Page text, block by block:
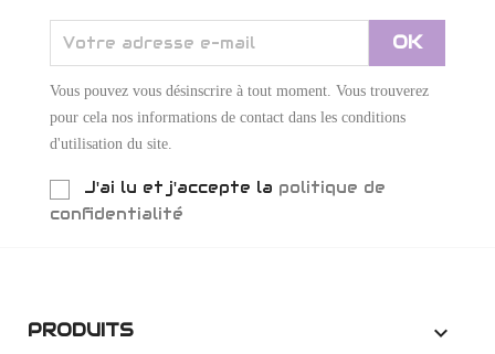
Vous pouvez vous désinscrire à tout moment. Vous trouverez
pour cela nos informations de contact dans les conditions
d'utilisation du site.
J'ai lu et j'accepte la politique de
confidentialité
PRODUITS 